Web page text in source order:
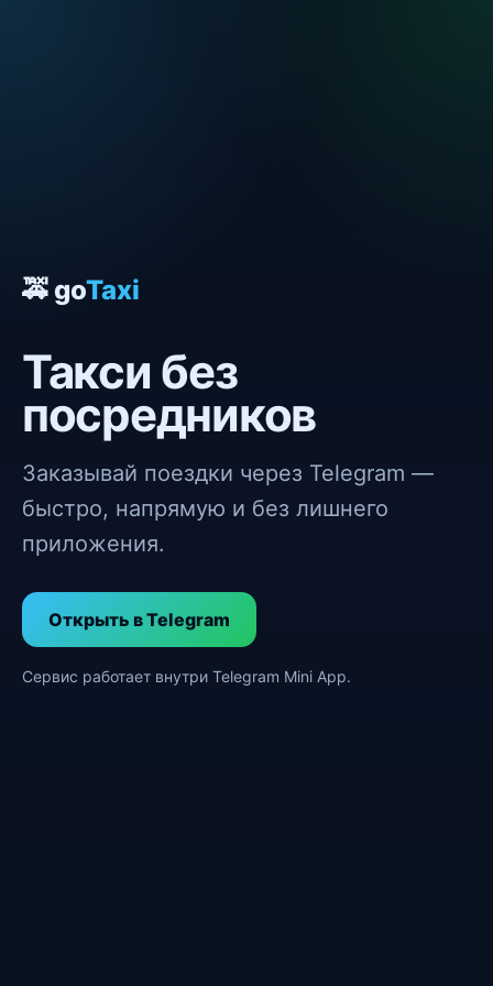
🚕 goTaxi
Такси без
посредников
Заказывай поездки через Telegram —
быстро, напрямую и без лишнего
приложения.
Открыть в Telegram
Сервис работает внутри Telegram Mini App.